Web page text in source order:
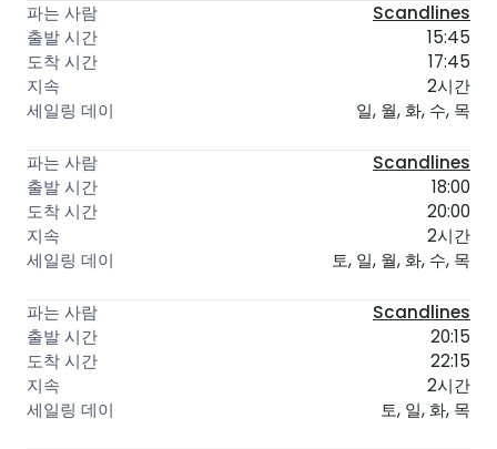
Scandlines
15:45
17:45
2시간
일, 월, 화, 수, 목
Scandlines
18:00
20:00
2시간
토, 일, 월, 화, 수, 목
Scandlines
20:15
22:15
2시간
토, 일, 화, 목